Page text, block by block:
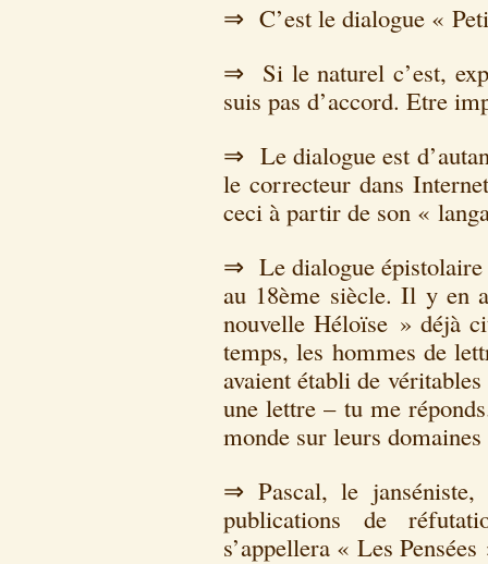
⇒ C’est le dialogue «
⇒ Si le naturel c’est,
suis pas d’accord. Etre
⇒ Le dialogue est
le correcteur dans
ceci à partir de son «
⇒ Le dialogue épistolaire
au 18ème siècle. Il y en
nouvelle Héloïse » déjà
temps, les hommes de
avaient établi de
une lettre – tu me
monde sur leurs domaines
⇒ Pascal, le janséniste,
publications de
s’appellera « Les Pensées